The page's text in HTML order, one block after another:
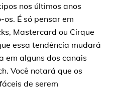
nos últimos anos
É só pensar em
Mastercard ou Cirque
essa tendência mudará
em alguns dos canais
Você notará que os
de serem